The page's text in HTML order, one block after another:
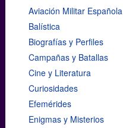
Aviación Militar Española
Balística
Biografías y Perfiles
Campañas y Batallas
Cine y Literatura
Curiosidades
Efemérides
Enigmas y Misterios